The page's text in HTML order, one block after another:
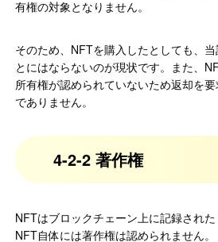
有権の対象となりません。
そのため、NFTを購入したとしても、
とにはならないのが現状です。また、
所有権が認められていないため返却を
でありません。
4-2-2 著作権
NFTはブロックチェーン上に記録された
NFT自体には著作権は認められません。